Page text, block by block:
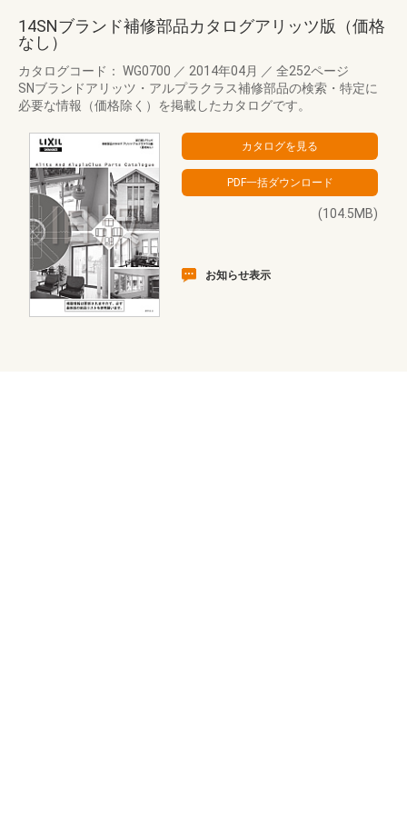
14SNブランド補修部品カタログアリッツ版（価格
なし）
カタログコード： WG0700 ／ 2014年04月 ／ 全252ページ
SNブランドアリッツ・アルプラクラス補修部品の検索・特定に
必要な情報（価格除く）を掲載したカタログです。
(104.5MB)
お知らせ表示